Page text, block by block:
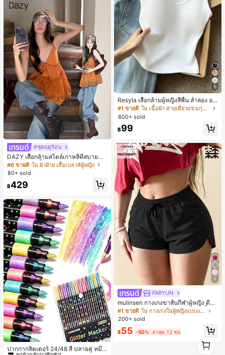
#ชุดฤดูร้อน
DAZY เสื้อกล้ามสไตล์เกาหลีที่สบายสำ
หรับผู้หญิง, เสื้อน่ารักสำหรับฤดูใบไม้ผล
ิ/ฤดูร้อน, เสื้อสำหรับโรงเรียน
#6 ขายดี ใน ผ้าฝ้าย เสื้อเบลาส์ผู้หญิง
80+ sold
฿429
ปากกากลิตเตอร์ 24/48 สี ปลายคู่ หมึก
#1 ขายดี
ใน อุปกรณ์สำนักงานและโรงเรียน
ลูกค้ากลับมาซื้อซ้ำ!
5
Resyla เสื้อกล้ามผู้หญิงสีพื้น ลำลอง อเ
นกประสงค์ เหมาะสำหรับใส่ซ้อนหรือใส่
เดี่ยว
#1 ขายดี
ใน เนื้อผ้า สายเดี่ยวแขนกุดสีสดใส
800+ sold
฿99
5
FARYUN
mulinsen กางเกงขาสั้นกีฬาผู้หญิง ดีไซ
น์ปลายเปิด เอวยืดหยุ่น กางเกงขาสั้น
ลำลองกีฬาฤดูร้อน ความยาว 3/4
#1 ขายดี
ใน กางเกงในผู้หญิงแบบแอคทีฟ
200+ sold
฿55 -50% ล่าสุด 12 ชม